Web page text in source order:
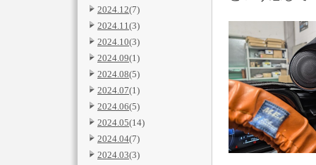
2024.12(7)
2024.11(3)
2024.10(3)
2024.09(1)
2024.08(5)
2024.07(1)
2024.06(5)
2024.05(14)
2024.04(7)
2024.03(3)